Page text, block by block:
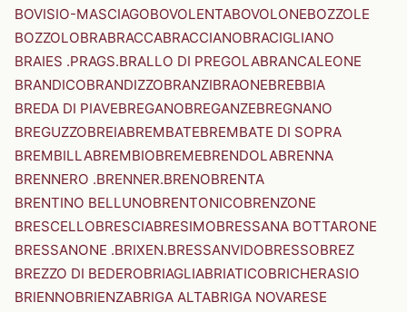
BOVISIO-MASCIAGOBOVOLENTABOVOLONEBOZZOLE
BOZZOLOBRABRACCABRACCIANOBRACIGLIANO
BRAIES .PRAGS.BRALLO DI PREGOLABRANCALEONE
BRANDICOBRANDIZZOBRANZIBRAONEBREBBIA
BREDA DI PIAVEBREGANOBREGANZEBREGNANO
BREGUZZOBREIABREMBATEBREMBATE DI SOPRA
BREMBILLABREMBIOBREMEBRENDOLABRENNA
BRENNERO .BRENNER.BRENOBRENTA
BRENTINO BELLUNOBRENTONICOBRENZONE
BRESCELLOBRESCIABRESIMOBRESSANA BOTTARONE
BRESSANONE .BRIXEN.BRESSANVIDOBRESSOBREZ
BREZZO DI BEDEROBRIAGLIABRIATICOBRICHERASIO
BRIENNOBRIENZABRIGA ALTABRIGA NOVARESE